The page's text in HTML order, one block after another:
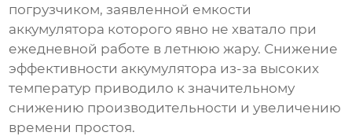
погрузчиком, заявленной емкости
аккумулятора которого явно не хватало при
ежедневной работе в летнюю жару. Снижение
эффективности аккумулятора из-за высоких
температур приводило к значительному
снижению производительности и увеличению
времени простоя.